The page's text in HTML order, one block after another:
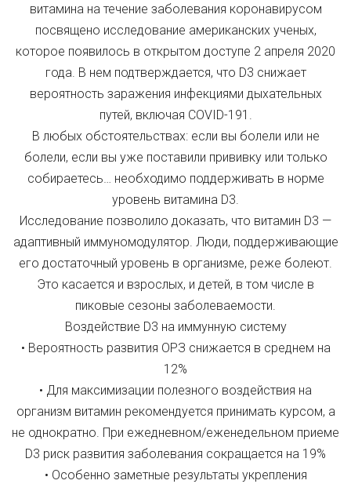
витамина на течение заболевания коронавирусом
посвящено исследование американских ученых,
которое появилось в открытом доступе 2 апреля 2020
года. В нем подтверждается, что D3 снижает
вероятность заражения инфекциями дыхательных
путей, включая COVID-191.
В любых обстоятельствах: если вы болели или не
болели, если вы уже поставили прививку или только
собираетесь… необходимо поддерживать в норме
уровень витамина D3.
Исследование позволило доказать, что витамин D3 —
адаптивный иммуномодулятор. Люди, поддерживающие
его достаточный уровень в организме, реже болеют.
Это касается и взрослых, и детей, в том числе в
пиковые сезоны заболеваемости.
Воздействие D3 на иммунную систему
• Вероятность развития ОРЗ снижается в среднем на
12%
• Для максимизации полезного воздействия на
организм витамин рекомендуется принимать курсом, а
не однократно. При ежедневном/еженедельном приеме
D3 риск развития заболевания сокращается на 19%
• Особенно заметные результаты укрепления